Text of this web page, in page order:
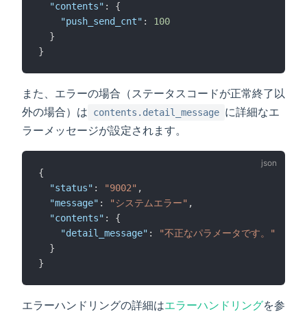
"contents" : {
"push_send_cnt" : 100
  }
}
また、エラーの場合（ステータスコードが正常終了以
外の場合）は
contents.detail_message に詳細なエ
ラーメッセージが設定されます。
{
"status" : "9002" ,
"message" : "システムエラー" ,
"contents" : {
"detail_message" :
"不正なパラメータです。"
  }
}
エラーハンドリングの詳細はエラーハンドリングを参